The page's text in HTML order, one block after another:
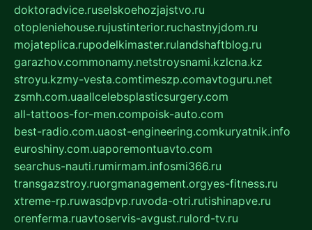
doktoradvice.ruselskoehozjajstvo.ru
otopleniehouse.rujustinterior.ruchastnyjdom.ru
mojateplica.rupodelkimaster.rulandshaftblog.ru
garazhov.commonamy.netstroysnami.kzlcna.kz
stroyu.kzmy-vesta.comtimeszp.comavtoguru.net
zsmh.com.uaallcelebsplasticsurgery.com
all-tattoos-for-men.compoisk-auto.com
best-radio.com.uaost-engineering.comkuryatnik.info
euroshiny.com.uaporemontuavto.com
searchus-nauti.rumirmam.infosmi366.ru
transgazstroy.ruorgmanagement.orgyes-fitness.ru
xtreme-rp.ruwasdpvp.ruvoda-otri.rutishinapve.ru
orenferma.ruavtoservis-avgust.rulord-tv.ru